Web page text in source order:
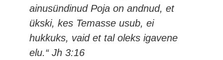
ainusündinud Poja on andnud, et
ükski, kes Temasse usub, ei
hukkuks, vaid et tal oleks igavene
elu.“ Jh 3:16